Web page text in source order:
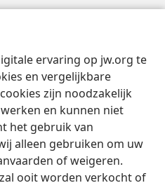
ervaring op jw.org te
en vergelijkbare
zijn noodzakelijk
en kunnen niet
het gebruik van
alleen gebruiken om uw
of weigeren.
ooit worden verkocht of